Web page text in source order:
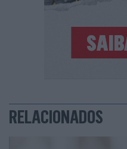
RELACIONADOS